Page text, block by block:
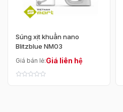
Súng xịt khuẩn nano
Blitzblue NM03
Giá bán lẻ:Giá liên hệ